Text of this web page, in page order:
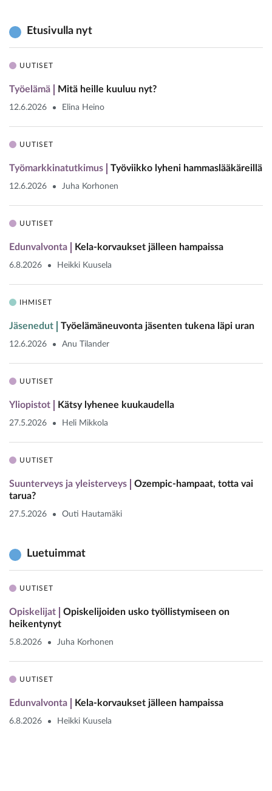
Etusivulla nyt
UUTISET
Työelämä Mitä heille kuuluu nyt?
12.6.2026 Elina Heino
UUTISET
Työmarkkinatutkimus Työviikko lyheni hammaslääkäreillä
12.6.2026 Juha Korhonen
UUTISET
Edunvalvonta Kela-korvaukset jälleen hampaissa
6.8.2026 Heikki Kuusela
IHMISET
Jäsenedut Työelämäneuvonta jäsenten tukena läpi uran
12.6.2026 Anu Tilander
UUTISET
Yliopistot Kätsy lyhenee kuukaudella
27.5.2026 Heli Mikkola
UUTISET
Suunterveys ja yleisterveys
Ozempic-hampaat, totta vai
tarua?
27.5.2026 Outi Hautamäki
Luetuimmat
UUTISET
Opiskelijat
Opiskelijoiden usko työllistymiseen on
heikentynyt
5.8.2026 Juha Korhonen
UUTISET
Edunvalvonta Kela-korvaukset jälleen hampaissa
6.8.2026 Heikki Kuusela